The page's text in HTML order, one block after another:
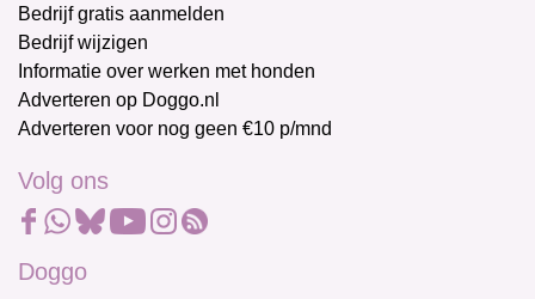
Bedrijf gratis aanmelden
Bedrijf wijzigen
Informatie over werken met honden
Adverteren op Doggo.nl
Adverteren voor nog geen €10 p/mnd
Volg ons
Doggo